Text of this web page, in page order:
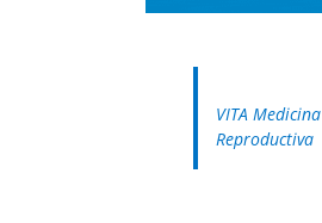
VITA Medicina
Reproductiva